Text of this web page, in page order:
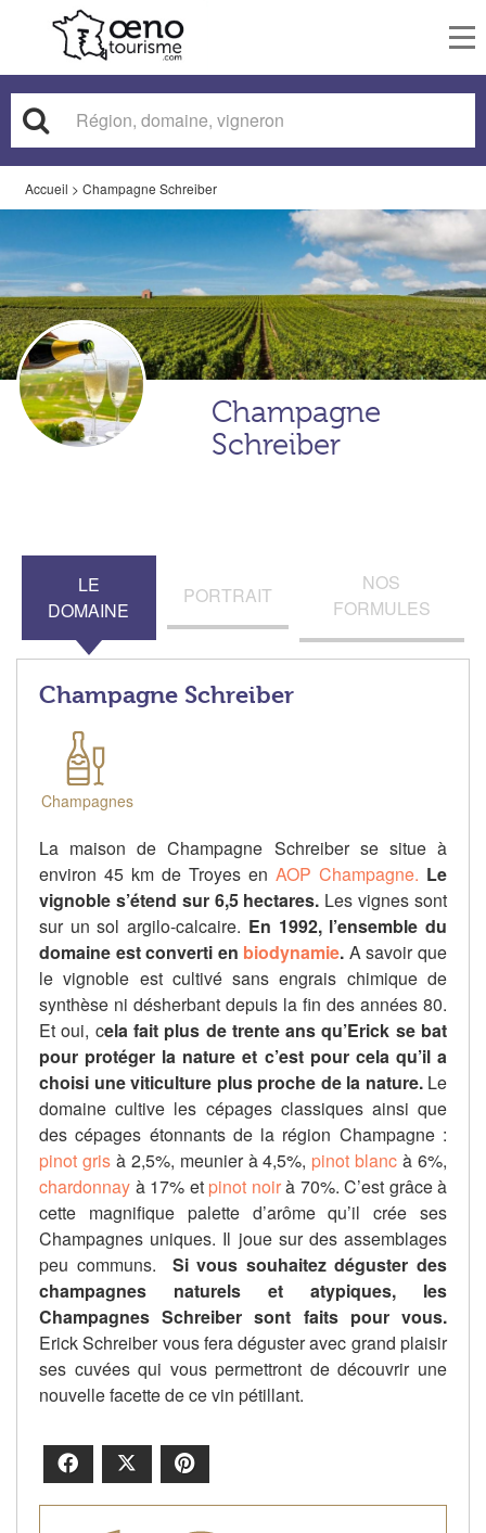
Accueil > Champagne Schreiber
Champagne
Schreiber
LE
DOMAINE
PORTRAIT
NOS
FORMULES
Champagne Schreiber
Champagnes
La maison de Champagne Schreiber se situe à
environ 45 km de Troyes en AOP Champagne. Le
vignoble s’étend sur 6,5 hectares. Les vignes sont
sur un sol argilo-calcaire. En 1992, l’ensemble du
domaine est converti en biodynamie. A savoir que
le vignoble est cultivé sans engrais chimique de
synthèse ni désherbant depuis la fin des années 80.
Et oui, cela fait plus de trente ans qu’Erick se bat
pour protéger la nature et c’est pour cela qu’il a
choisi une viticulture plus proche de la nature.Le
domaine cultive les cépages classiques ainsi que
des cépages étonnants de la région Champagne :
pinot grisà 2,5%, meunier à 4,5%, pinot blanc à 6%,
chardonnay à 17% et pinot noirà 70%. C’est grâce à
cette magnifique palette d’arôme qu’il crée ses
Champagnes uniques. Il joue sur des assemblages
peu communs.
Si vous souhaitez déguster des
champagnes naturels et atypiques, les
Champagnes Schreiber sont faits pour vous.
Erick Schreiber vous fera déguster avec grand plaisir
ses cuvées qui vous permettront de découvrir une
nouvelle facette de ce vin pétillant.
Facebook